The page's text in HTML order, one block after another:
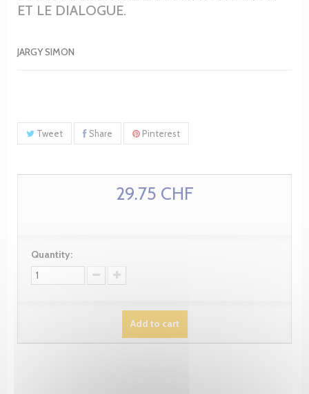
ET LE DIALOGUE.
JARGY SIMON
Tweet Share Pinterest
29.75 CHF
Quantity:
Add to cart